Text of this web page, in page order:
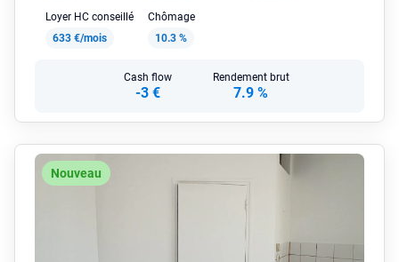
Loyer HC conseillé
633 €/mois
Chômage
10.3 %
Cash flow
-3 €
Rendement brut
7.9 %
Nouveau